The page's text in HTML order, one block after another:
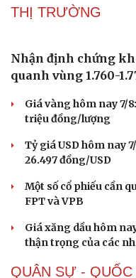
sau sắp xếp trường lớp
và sáng
Tìm thấy hài cốt 2 liệt
Thôn có 95% đồng
THỊ TRƯỜNG